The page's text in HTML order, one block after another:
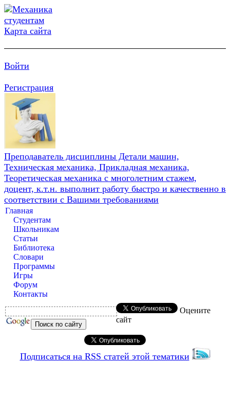
Карта сайта
Войти
Регистрация
Преподаватель дисциплины Детали машин,
Техническая механика, Прикладная механика,
Теоретическая механика с многолетним стажем,
доцент, к.т.н. выполнит работу быстро и качественно в
соответствии с Вашими требованиями
Главная
Студентам
Школьникам
Статьи
Библиотека
Словари
Программы
Игры
Форум
Контакты
Оцените
сайт
Подписаться на RSS статей этой тематики